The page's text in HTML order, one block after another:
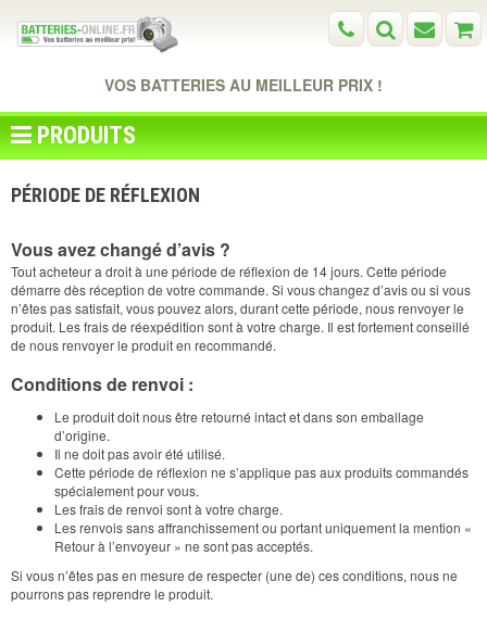
VOS BATTERIES AU MEILLEUR PRIX !
PRODUITS
PÉRIODE DE RÉFLEXION
Vous avez changé d’avis ?
Tout acheteur a droit à une période de réflexion de 14 jours. Cette période
démarre dès réception de votre commande. Si vous changez d’avis ou si vous
n’êtes pas satisfait, vous pouvez alors, durant cette période, nous renvoyer le
produit. Les frais de réexpédition sont à votre charge. Il est fortement conseillé
de nous renvoyer le produit en recommandé.
Conditions de renvoi :
Le produit doit nous être retourné intact et dans son emballage
d’origine.
Il ne doit pas avoir été utilisé.
Cette période de réflexion ne s’applique pas aux produits commandés
spécialement pour vous.
Les frais de renvoi sont à votre charge.
Les renvois sans affranchissement ou portant uniquement la mention «
Retour à l’envoyeur » ne sont pas acceptés.
Si vous n’êtes pas en mesure de respecter (une de) ces conditions, nous ne
pourrons pas reprendre le produit.